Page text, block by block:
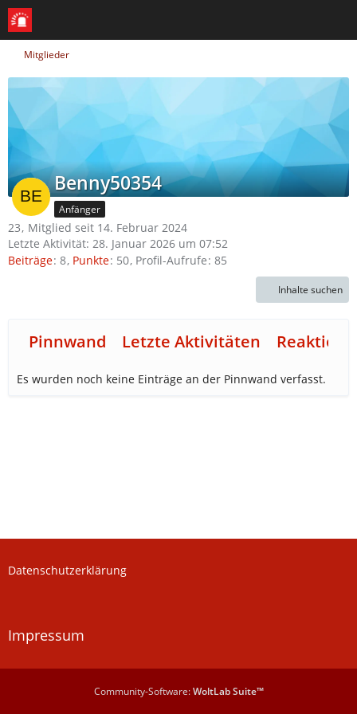
Mitglieder
Benny50354
Anfänger
23 Mitglied seit 14. Februar 2024
Letzte Aktivität: 28. Januar 2026 um 07:52
Beiträge 8 Punkte 50 Profil-Aufrufe 85
Inhalte suchen
Pinnwand Letzte Aktivitäten
Es wurden noch keine Einträge an der Pinnwand verfasst.
Datenschutzerklärung
Impressum
Community-Software:WoltLab Suite™